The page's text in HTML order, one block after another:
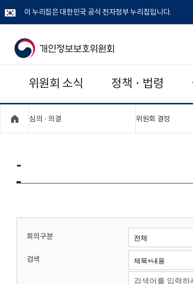
이 누리집은 대한민국 공식 전자정부 누리집입니다.
개
보
보
위
회
위원회 소식 정책 · 법령
심의 · 의결 위원회 결정
-
회의구분
검색